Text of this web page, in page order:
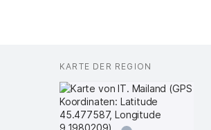
KARTE DER REGION